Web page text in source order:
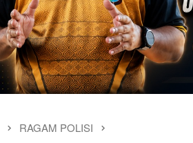
RAGAM POLISI